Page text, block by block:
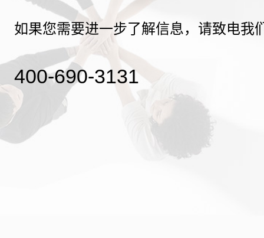
如果您需要进一步了解信息，请致电我
400-690-3131